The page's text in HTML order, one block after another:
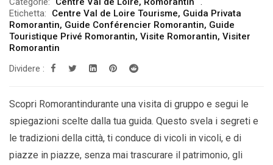
prezzo:
da
199.00€
a
249.00€
Etichetta:
Centre Val de Loire Tourisme, Guida Privata
Romorantin, Guide Conférencier Romorantin, Guide
Touristique Privé Romorantin, Visite Romorantin, Visiter
Romorantin
Dividere :
Scopri Romorantindurante una visita di gruppo e segui le
spiegazioni scelte dalla tua guida. Questo svela i segreti e
le tradizioni della città, ti conduce di vicoli in vicoli, e di
piazze in piazze, senza mai trascurare il patrimonio, gli